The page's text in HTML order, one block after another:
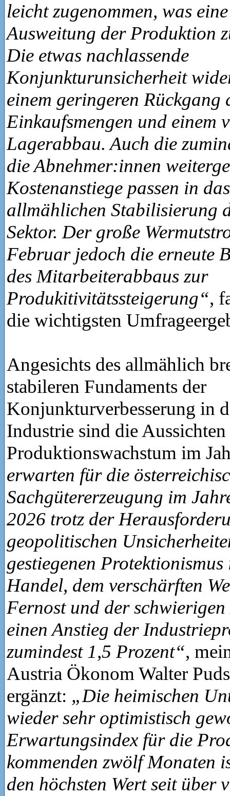
leicht zugenommen, was
Ausweitung der Produktion
Die etwas nachlassende
Konjunkturunsicherheit
einem geringeren Rückgang
Einkaufsmengen und einem
Lagerabbau. Auch die
die Abnehmer:innen
Kostenanstiege passen in
allmählichen Stabilisierung
Sektor. Der große
Februar jedoch die erneute
des Mitarbeiterabbaus zur
Produkitivitätssteigerung“,
die wichtigsten
Angesichts des allmählich
stabileren Fundaments der
Konjunkturverbesserung in
Industrie sind die
Produktionswachstum im
erwarten für die
Sachgütererzeugung im
2026 trotz der
geopolitischen
gestiegenen
Handel, dem verschärften
Fernost und der
einen Anstieg der
zumindest 1,5 Prozent“,
Austria Ökonom Walter
ergänzt: „Die heimischen
wieder sehr optimistisch
Erwartungsindex für die
kommenden zwölf Monaten
den höchsten Wert seit über